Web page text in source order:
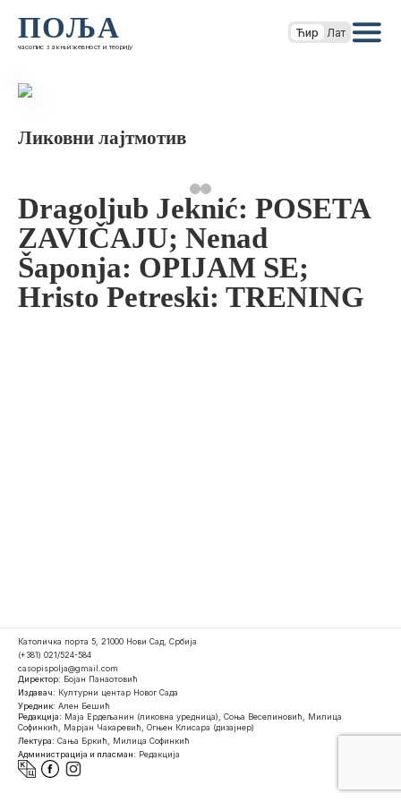
ПОЉА
часопис за књижевност и теорију
Ћир Лат
Ликовни лајтмотив
Dragoljub Jeknić: POSETA
ZAVIČAJU; Nenad
Šaponja: OPIJAM SE;
Hristo Petreski: TRENING
Католичка порта 5, 21000 Нови Сад, Србија
(+381) 021/524-584
casopispolja@gmail.com
Директор: Бојан Панаотовић
Издавач: Културни центар Новог Сада
Уредник: Ален Бешић
Редакција: Маја Ердељанин (ликовна уредница), Соња Веселиновић, Милица
Софинкић, Марјан Чакаревић, Огњен Клисара (дизајнер)
Лектура: Сања Бркић, Милица Софинкић
Администрација и пласман: Редакција